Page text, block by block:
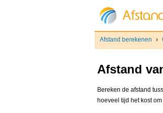
Afstand berekenen ›
Afstand
Bereken de afstand
hoeveel tijd het kost